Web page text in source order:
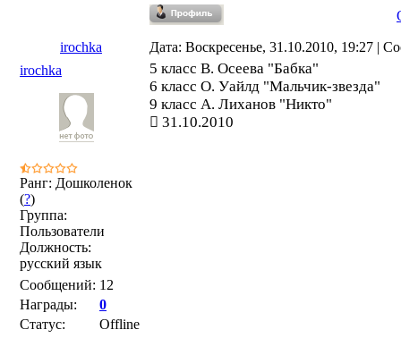
irochka
Дата: Воскресенье, 31.10.2010, 19:27 |
irochka
Ранг: Дошколенок
(?)
Группа:
Пользователи
Должность:
русский язык
Сообщений: 12
Награды:
0
Статус:
Offline
5 класс В. Осеева "Бабка"
6 класс О. Уайлд "Мальчик-звезда"
9 класс А. Лиханов "Никто"
31.10.2010